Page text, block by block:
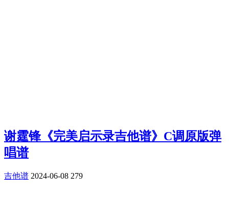
谢霆锋《完美启示录吉他谱》C调原版弹
唱谱
吉他谱 2024-06-08 279